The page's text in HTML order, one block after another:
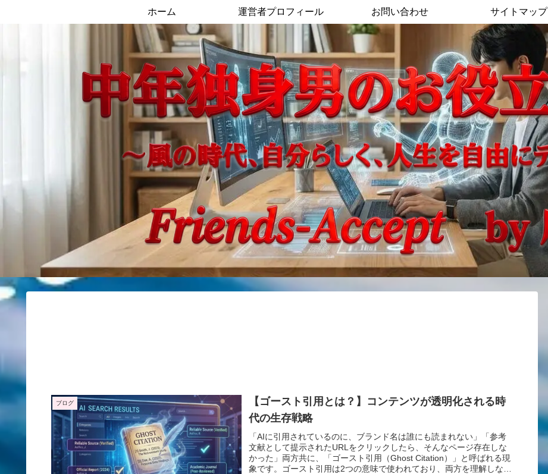
ホーム 運営者プロフィール お問い合わせ サイトマップ
ブログ
【ゴースト引用とは？】コンテンツが透明化される時
代の生存戦略
「AIに引用されているのに、ブランド名は誰にも読まれない」「参考
文献として提示されたURLをクリックしたら、そんなページ存在しな
かった」両方共に、「ゴースト引用（Ghost Citation）」と呼ばれる現
象です。ゴースト引用は2つの意味で使われており、両方を理解しない